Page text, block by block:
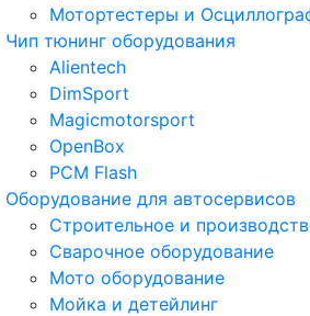
Мотортестеры и
Чип тюнинг оборудования
Alientech
DimSport
Magicmotorsport
OpenBox
PCM Flash
Оборудование для автосервисов
Строительное и
Сварочное оборудование
Мото оборудование
Мойка и детейлинг